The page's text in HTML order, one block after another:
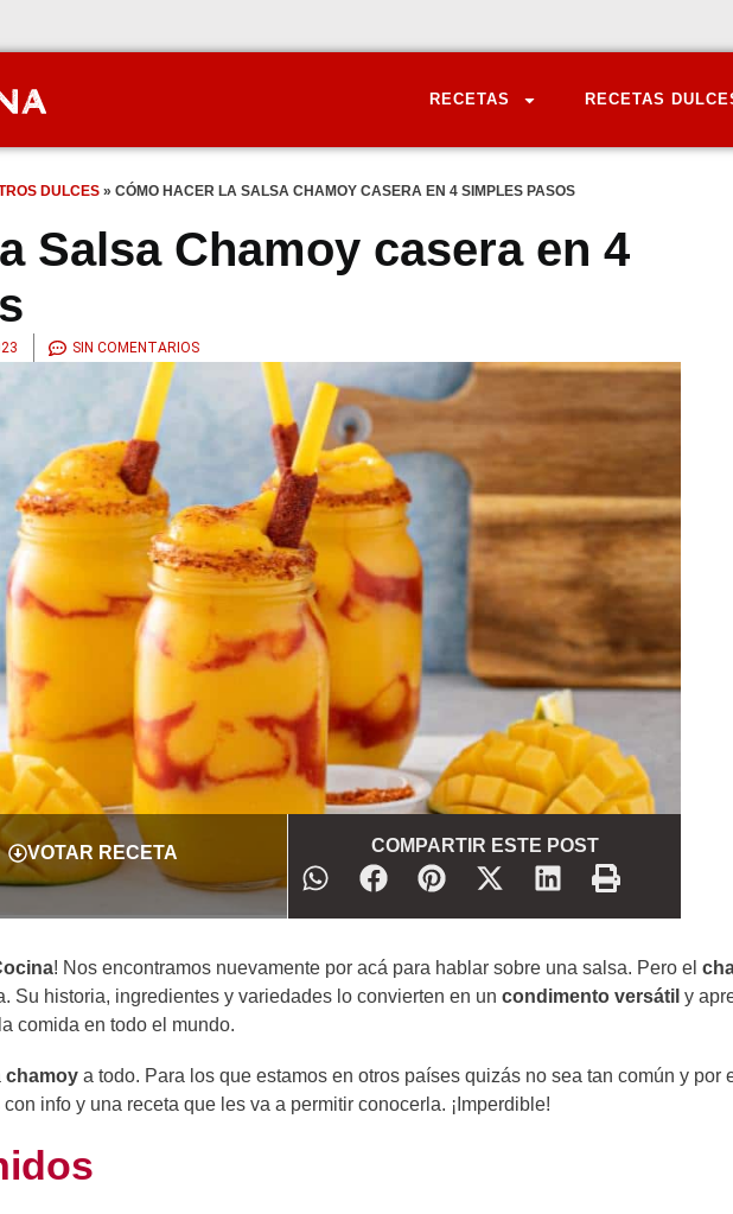
RECETAS RECETAS
DULCES » CÓMO HACER LA SALSA CHAMOY CASERA EN 4 SIMPLES PASOS
Salsa Chamoy casera en 4
SIN COMENTARIOS
VOTAR RECETA COMPARTIR ESTE POST
! Nos encontramos nuevamente por acá para hablar sobre una salsa. Pero el
Su historia, ingredientes y variedades lo convierten en un condimento versátil y
comida en todo el mundo.
chamoy a todo. Para los que estamos en otros países quizás no sea tan común y por
info y una receta que les va a permitir conocerla. ¡Imperdible!